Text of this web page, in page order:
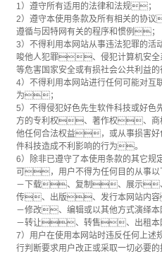
1）遵守所有适用的法律和法规；
2）遵守本使用条款及所有相关的
遵循与因特网有关的程序和惯例；
3）不得利用本网站从事违法犯罪
唆他人犯罪、侵犯计算机安
等危害国家安全或有损社会公共利益
4）不得利用本网站进行任何可能对互
为；
5）不得侵犯好色先生软件科技或好色
方的专利权、著作权、商
他任何合法权益，或从事损害好
件科技造成不利影响的行为。
6）除非已遵守了本使用条款的其它规
可，用户不得为任何目的从事
－下载、复制、展示
传、出版、发行本网站内
－修改、编辑或以其他方式演绎
－转让、转售、出租本
7）用户在使用本网站时违反任何上
行判断要求用户改正或采取一切必要